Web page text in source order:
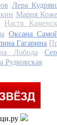
Лера
Мария
Настя
Оксана
Гагарина
Лобода
Рудковская